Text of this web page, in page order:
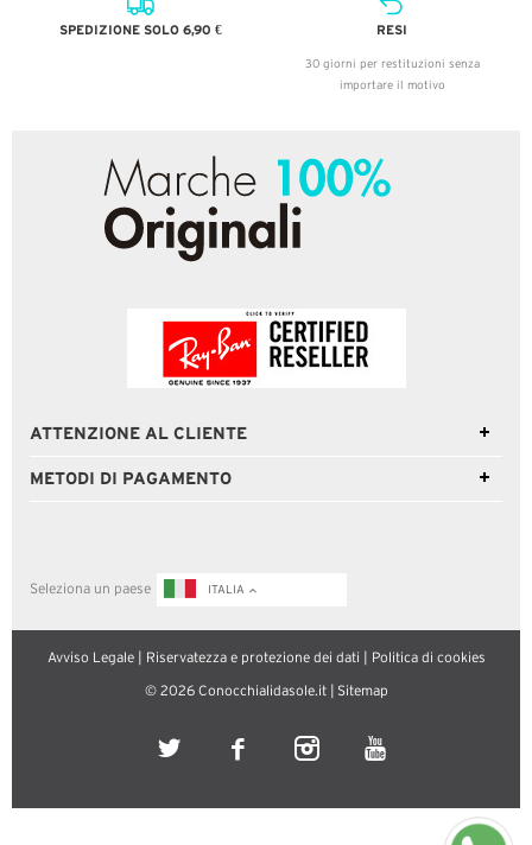
SPEDIZIONE SOLO 6,90 € RESI
30 giorni per restituzioni senza
importare il motivo
ATTENZIONE AL CLIENTE
METODI DI PAGAMENTO
Seleziona un paese ITALIA
Avviso Legale| Riservatezza e protezione dei dati Politica di cookies
© 2026 Conocchialidasole.it | Sitemap